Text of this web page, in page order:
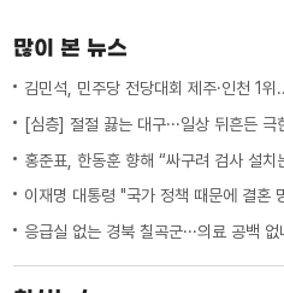
많이 본 뉴스
김민석, 민주당 전당대회 제주·인천 1
[심층] 절절 끓는 대구···일상 뒤흔든 극
응급실 없는 경북 칠곡군···의료 공백 없